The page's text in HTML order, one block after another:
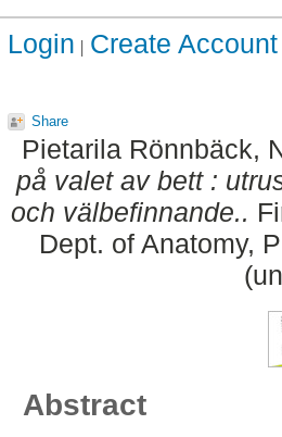
Login Create Account
Share
Pietarila Rönnbäck,
på valet av bett :
och välbefinnande..
Dept. of Anatomy,
Abstract